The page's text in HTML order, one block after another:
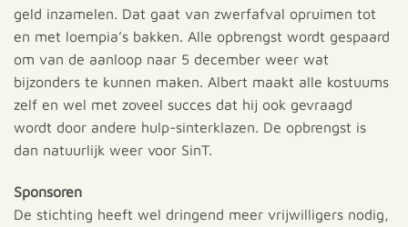
geld inzamelen. Dat gaat van zwerfafval opruimen tot
en met loempia’s bakken. Alle opbrengst wordt gespaard
om van de aanloop naar 5 december weer wat
bijzonders te kunnen maken. Albert maakt alle kostuums
zelf en wel met zoveel succes dat hij ook gevraagd
wordt door andere hulp-sinterklazen. De opbrengst is
dan natuurlijk weer voor SinT.
Sponsoren
De stichting heeft wel dringend meer vrijwilligers nodig,